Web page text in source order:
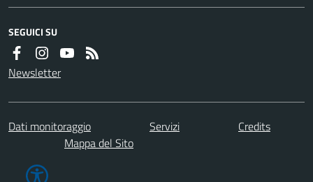
SEGUICI SU
Newsletter
Dati monitoraggio Servizi
Credits
Mappa del Sito